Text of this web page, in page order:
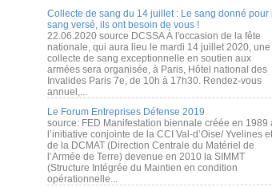
Collecte de sang du 14 juillet : Le sang donné pour
sang versé, ils ont besoin de vous !
22.06.2020 source DCSSA À l'occasion de la fête
nationale, qui aura lieu le mardi 14 juillet 2020, une
collecte de sang exceptionnelle en soutien aux
armées sera organisée, à Paris, Hôtel national des
Invalides Paris 7e, de 10h à 17h30. Rendez-vous
annuel,...
Le Forum Entreprises Défense 2019
source: FED Manifestation biennale créée en 1989
l’initiative conjointe de la CCI Val-d’Oise/ Yvelines et
de la DCMAT (Direction Centrale du Matériel de
l’Armée de Terre) devenue en 2010 la SIMMT
(Structure Intégrée du Maintien en condition
opérationnelle...